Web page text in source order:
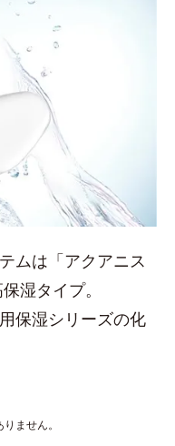
ムは「アクアニス
湿タイプ。
保湿シリーズの化
ません。